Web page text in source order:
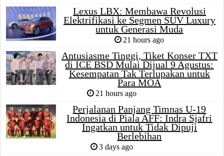
Lexus LBX: Membawa Revolusi
Elektrifikasi ke Segmen SUV Luxury
untuk Generasi Muda
21 hours ago
Antusiasme Tinggi, Tiket Konser TXT
di ICE BSD Mulai Dijual 9 Agustus:
Kesempatan Tak Terlupakan untuk
Para MOA
21 hours ago
Perjalanan Panjang Timnas U-19
Indonesia di Piala AFF: Indra Sjafri
Ingatkan untuk Tidak Dipuji
Berlebihan
3 days ago